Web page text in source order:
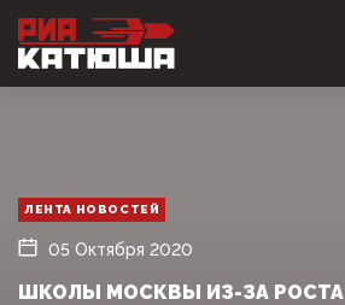
ЛЕНТА НОВОСТЕЙ
05 Октября 2020
ШКОЛЫ МОСКВЫ ИЗ-ЗА РОСТА